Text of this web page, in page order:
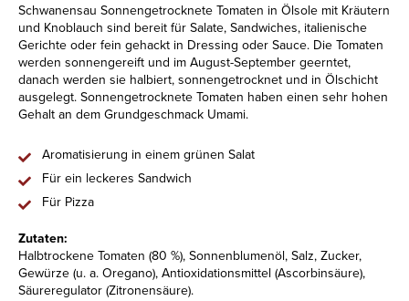
Schwanensau Sonnengetrocknete Tomaten in Ölsole mit Kräutern
und Knoblauch sind bereit für Salate, Sandwiches, italienische
Gerichte oder fein gehackt in Dressing oder Sauce. Die Tomaten
werden sonnengereift und im August-September geerntet,
danach werden sie halbiert, sonnengetrocknet und in Ölschicht
ausgelegt. Sonnengetrocknete Tomaten haben einen sehr hohen
Gehalt an dem Grundgeschmack Umami.
Aromatisierung in einem grünen Salat
Für ein leckeres Sandwich
Für Pizza
Zutaten:
Halbtrockene Tomaten (80 %), Sonnenblumenöl, Salz, Zucker,
Gewürze (u. a. Oregano), Antioxidationsmittel (Ascorbinsäure),
Säureregulator (Zitronensäure).